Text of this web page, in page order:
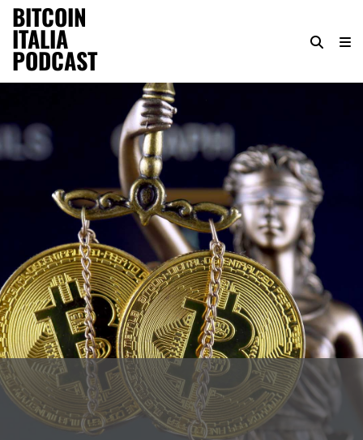
BITCOIN
ITALIA
PODCAST